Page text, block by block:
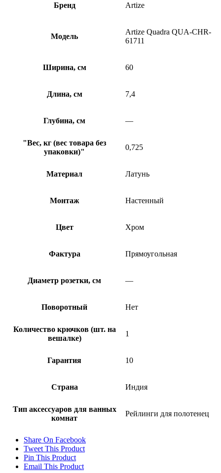
Бренд Artize
Модель
Artize Quadra QUA-CHR-
61711
Ширина, см 60
Длина, см 7,4
Глубина, см —
"Вес, кг (вес товара без
упаковки)"
0,725
Материал Латунь
Монтаж Настенный
Цвет Хром
Фактура Прямоугольная
Диаметр розетки, см —
Поворотный Нет
Количество крючков (шт. на
вешалке)
1
Гарантия 10
Страна Индия
Тип аксессуаров для ванных
комнат
Рейлинги для полотенец
Share On Facebook
Tweet This Product
Pin This Product
Email This Product